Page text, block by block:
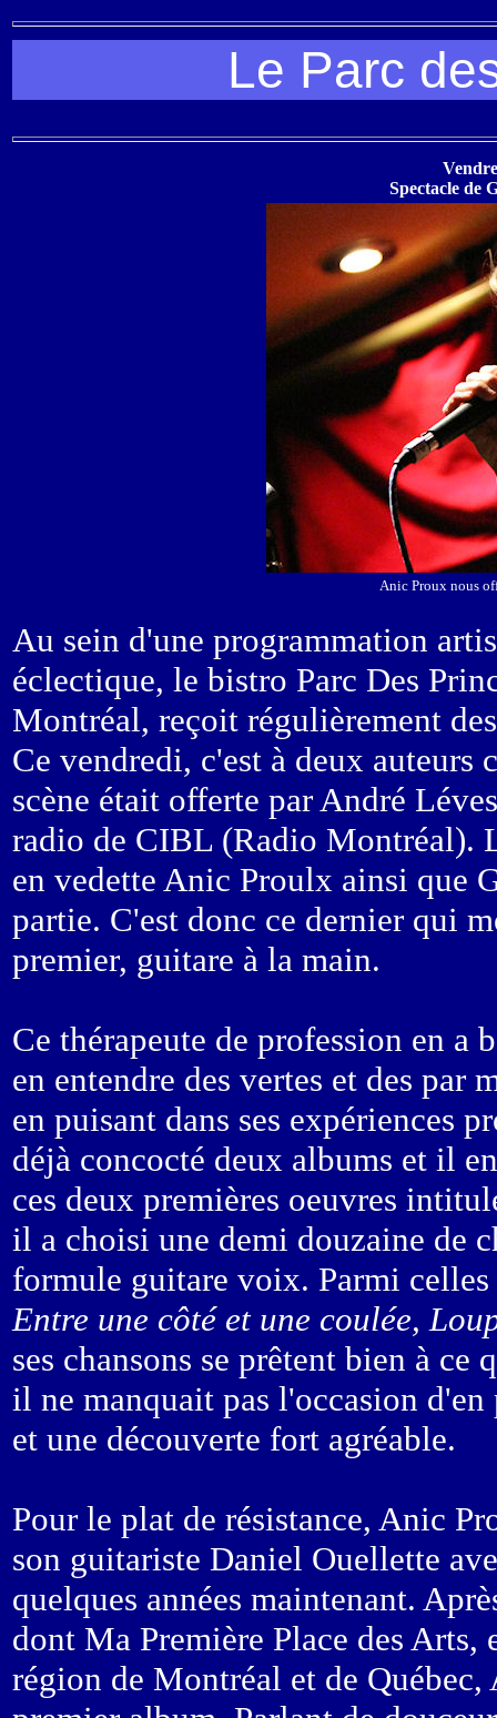
Le Parc
Spectacle de
Anic Proux nous
Au sein d'une programmation
éclectique, le bistro Parc Des
Montréal, reçoit régulièrement
Ce vendredi, c'est à deux auteurs
scène était offerte par André
radio de CIBL (Radio Montréal).
en vedette Anic Proulx ainsi que
partie. C'est donc ce dernier qui
premier, guitare à la main.
Ce thérapeute de profession en a
en entendre des vertes et des par
en puisant dans ses expériences
déjà concocté deux albums et il
ces deux premières oeuvres
il a choisi une demi douzaine de
formule guitare voix. Parmi
Entre une côté et une coulée,
ses chansons se prêtent bien à
il ne manquait pas l'occasion
et une découverte fort agréable.
Pour le plat de résistance, Anic
son guitariste Daniel Ouellette
quelques années maintenant.
dont Ma Première Place des Arts,
région de Montréal et de